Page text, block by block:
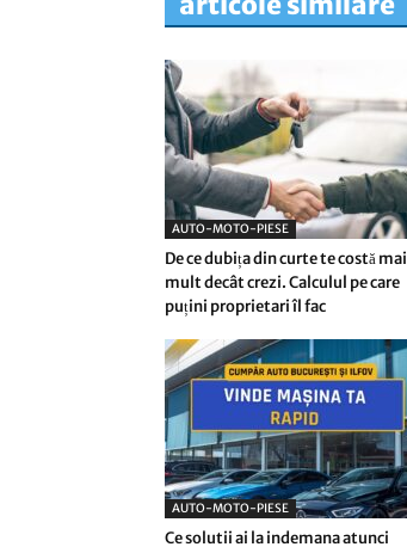
AUTO-MOTO-PIESE
De ce dubița din curte te costă mai
mult decât crezi. Calculul pe care
puțini proprietari îl fac
AUTO-MOTO-PIESE
Ce solutii ai la indemana atunci